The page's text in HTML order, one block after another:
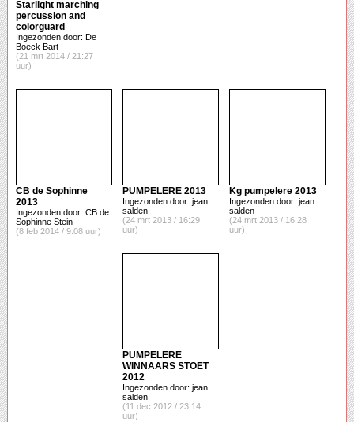
Starlight marching
percussion and
colorguard
Ingezonden door: De
Boeck Bart
(21 mrt 2014 / 21:27
uur)
CB de Sophinne
2013
Ingezonden door: CB de
Sophinne Stein
(8 feb 2014 / 9:08 uur)
PUMPELERE 2013
Ingezonden door: jean
salden
(24 mrt 2013 / 16:29
uur)
Kg pumpelere 2013
Ingezonden door: jean
salden
(24 mrt 2013 / 16:28
uur)
PUMPELERE
WINNAARS STOET
2012
Ingezonden door: jean
salden
(11 dec 2012 / 23:14
uur)